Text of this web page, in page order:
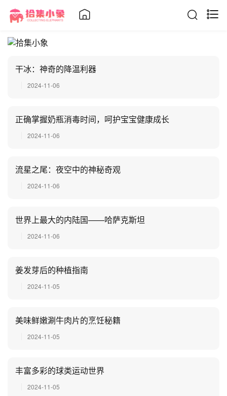
干冰：神奇的降温利器
2024-11-06
正确掌握奶瓶消毒时间，呵护宝宝健康成长
2024-11-06
流星之尾：夜空中的神秘奇观
2024-11-06
世界上最大的内陆国——哈萨克斯坦
2024-11-06
姜发芽后的种植指南
2024-11-05
美味鲜嫩涮牛肉片的烹饪秘籍
2024-11-05
丰富多彩的球类运动世界
2024-11-05